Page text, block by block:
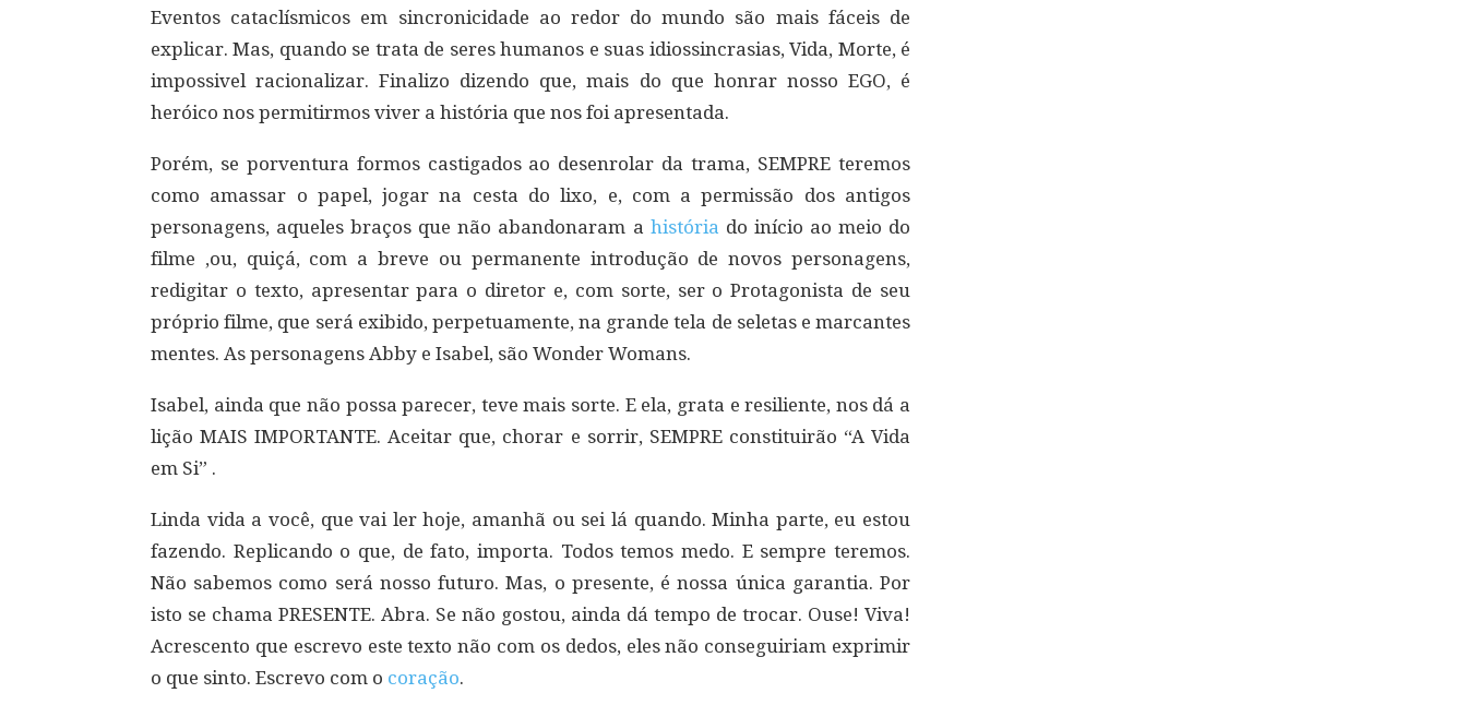
Eventos cataclísmicos em sincronicidade ao redor do mundo são mais fáceis de
explicar. Mas, quando se trata de seres humanos e suas idiossincrasias, Vida, Morte, é
impossivel racionalizar. Finalizo dizendo que, mais do que honrar nosso EGO, é
heróico nos permitirmos viver a história que nos foi apresentada.
Porém, se porventura formos castigados ao desenrolar da trama, SEMPRE teremos
como amassar o papel, jogar na cesta do lixo, e, com a permissão dos antigos
personagens, aqueles braços que não abandonaram a história do início ao meio do
filme ,ou, quiçá, com a breve ou permanente introdução de novos personagens,
redigitar o texto, apresentar para o diretor e, com sorte, ser o Protagonista de seu
próprio filme, que será exibido, perpetuamente, na grande tela de seletas e marcantes
mentes. As personagens Abby e Isabel, são Wonder Womans.
Isabel, ainda que não possa parecer, teve mais sorte. E ela, grata e resiliente, nos dá a
lição MAIS IMPORTANTE. Aceitar que, chorar e sorrir, SEMPRE constituirão “A Vida
em Si” .
Linda vida a você, que vai ler hoje, amanhã ou sei lá quando. Minha parte, eu estou
fazendo. Replicando o que, de fato, importa. Todos temos medo. E sempre teremos.
Não sabemos como será nosso futuro. Mas, o presente, é nossa única garantia. Por
isto se chama PRESENTE. Abra. Se não gostou, ainda dá tempo de trocar. Ouse! Viva!
Acrescento que escrevo este texto não com os dedos, eles não conseguiriam exprimir
o que sinto. Escrevo com o coração.